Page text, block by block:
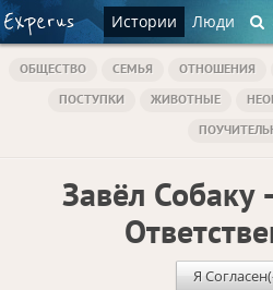
Истории Люди
ОБЩЕСТВО СЕМЬЯ ОТНОШЕНИЯ
ПОСТУПКИ
ЖИВОТНЫЕ
Завёл
Я